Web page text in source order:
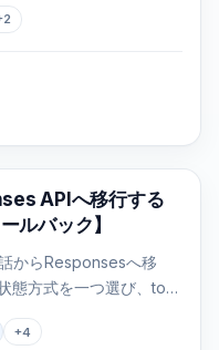
2
APIへ移行する
ルバック】
からResponsesへ移
態方式を一つ選び、tool
flagで切り替えま
+4